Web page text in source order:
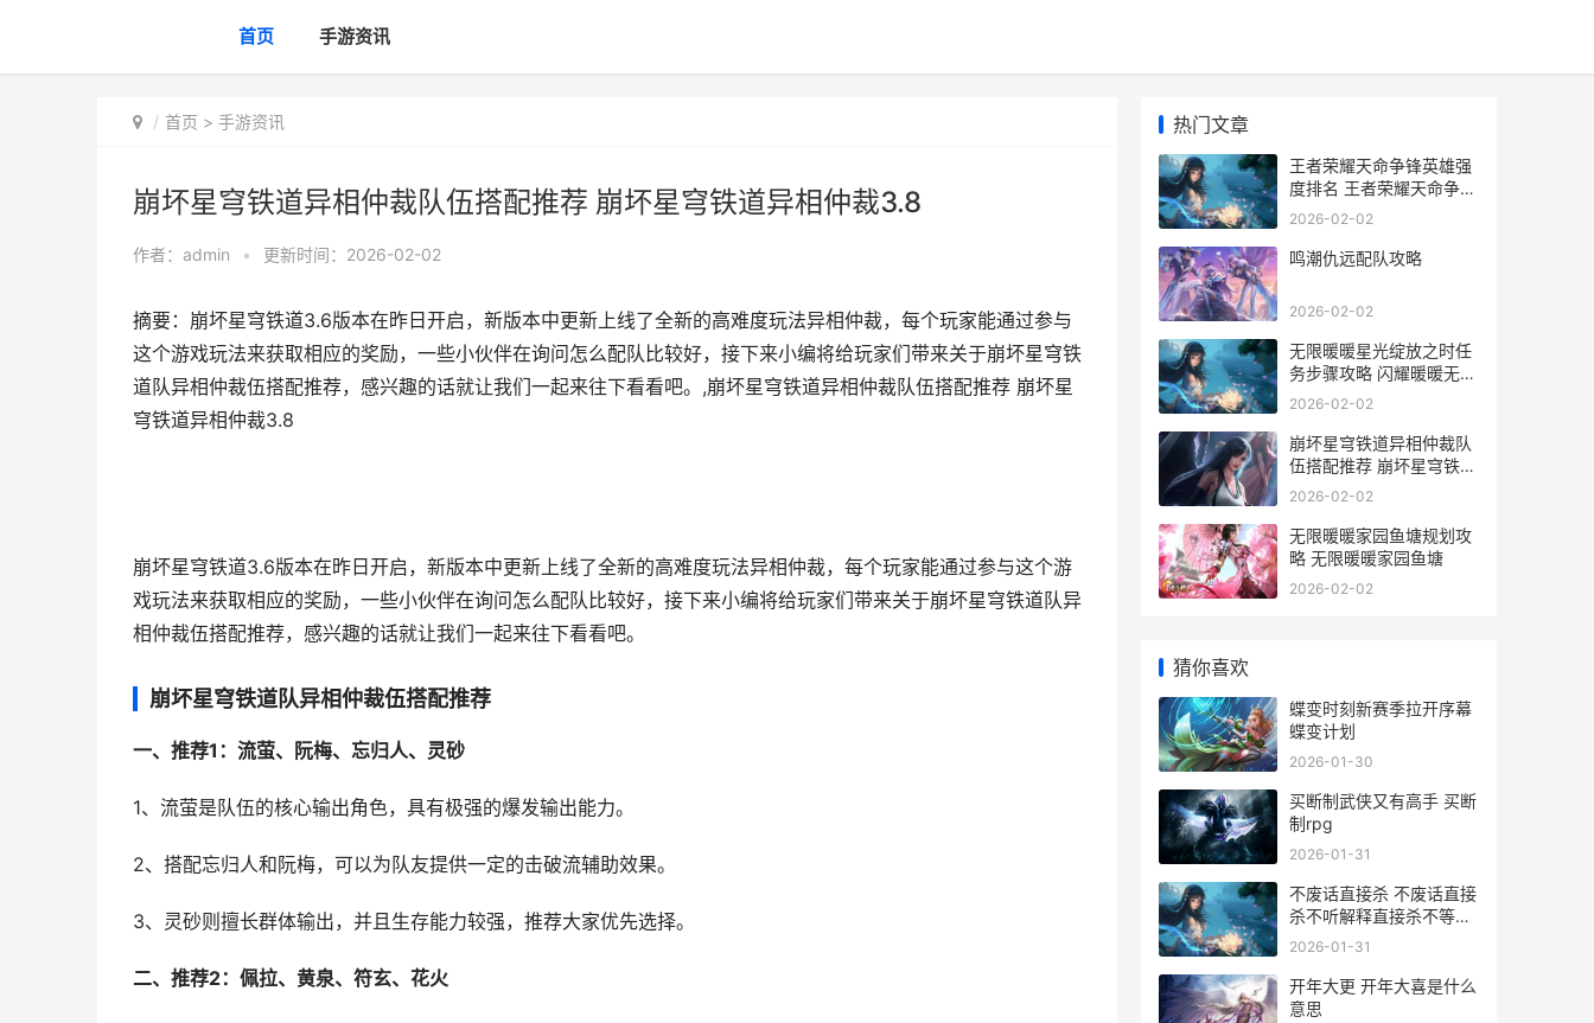
首页 手游资讯
首页 > 手游资讯
崩坏星穹铁道异相仲裁队伍搭配推荐 崩坏星穹铁道异相仲裁3.8
作者： admin • 更新时间：2026-02-02
摘要：崩坏星穹铁道3.6版本在昨日开启，新版本中更新上线了全新的高难度玩法异相仲裁，每个玩家能通过参与
这个游戏玩法来获取相应的奖励，一些小伙伴在询问怎么配队比较好，接下来小编将给玩家们带来关于崩坏星穹铁
道队异相仲裁伍搭配推荐，感兴趣的话就让我们一起来往下看看吧。,崩坏星穹铁道异相仲裁队伍搭配推荐 崩坏星
穹铁道异相仲裁3.8
崩坏星穹铁道3.6版本在昨日开启，新版本中更新上线了全新的高难度玩法异相仲裁，每个玩家能通过参与这个游
戏玩法来获取相应的奖励，一些小伙伴在询问怎么配队比较好，接下来小编将给玩家们带来关于崩坏星穹铁道队异
相仲裁伍搭配推荐，感兴趣的话就让我们一起来往下看看吧。
崩坏星穹铁道队异相仲裁伍搭配推荐
一、推荐1：流萤、阮梅、忘归人、灵砂
1、流萤是队伍的核心输出角色，具有极强的爆发输出能力。
2、搭配忘归人和阮梅，可以为队友提供一定的击破流辅助效果。
3、灵砂则擅长群体输出，并且生存能力较强，推荐大家优先选择。
二、推荐2：佩拉、黄泉、符玄、花火
热门文章
王者荣耀天命争锋英雄强
度排名 王者荣耀天命争锋
怎么上榜
2026-02-02
鸣潮仇远配队攻略
2026-02-02
无限暖暖星光绽放之时任
务步骤攻略 闪耀暖暖无限
少女歌词
2026-02-02
崩坏星穹铁道异相仲裁队
伍搭配推荐 崩坏星穹铁道
异相仲裁3.8
2026-02-02
无限暖暖家园鱼塘规划攻
略 无限暖暖家园鱼塘
2026-02-02
猜你喜欢
蝶变时刻新赛季拉开序幕
蝶变计划
2026-01-30
买断制武侠又有高手 买断
制rpg
2026-01-31
不废话直接杀 不废话直接
杀不听解释直接杀不等说
话直接杀
2026-01-31
开年大更 开年大喜是什么
意思